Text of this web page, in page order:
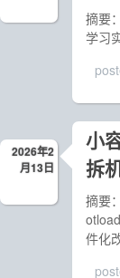
摘要
学习
2026年2
月13日
小
拆
摘要
件化